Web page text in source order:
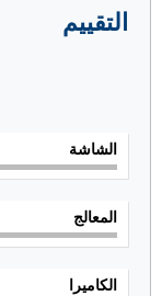
التقييم
الشاشة
المعالج
الكاميرا